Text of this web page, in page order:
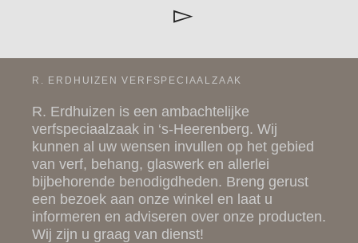
R. ERDHUIZEN VERFSPECIAALZAAK
R. Erdhuizen is een ambachtelijke
verfspeciaalzaak in ‘s-Heerenberg. Wij
kunnen al uw wensen invullen op het gebied
van verf, behang, glaswerk en allerlei
bijbehorende benodigdheden. Breng gerust
een bezoek aan onze winkel en laat u
informeren en adviseren over onze producten.
Wij zijn u graag van dienst!